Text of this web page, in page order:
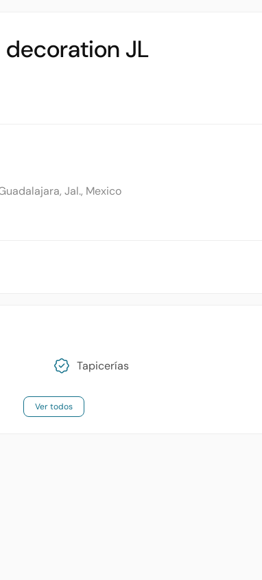
JL
Jal., Mexico
Tapicerías
Ver todos